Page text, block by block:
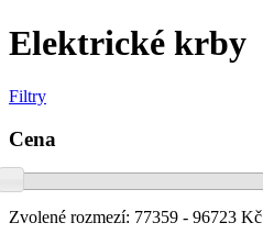
Elektrické krby
Filtry
Cena
Zvolené rozmezí: 77359 - 96723 Kč